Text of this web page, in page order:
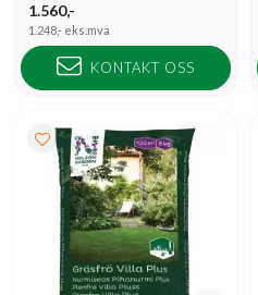
1.560,-
1.248,- eks.mva
KONTAKT OSS